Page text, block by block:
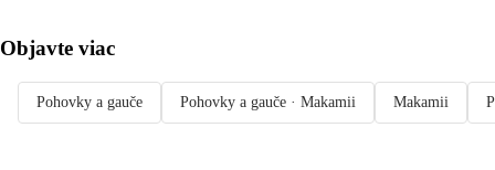
Objavte viac
Pohovky a gauče Pohovky a gauče · Makamii Makamii